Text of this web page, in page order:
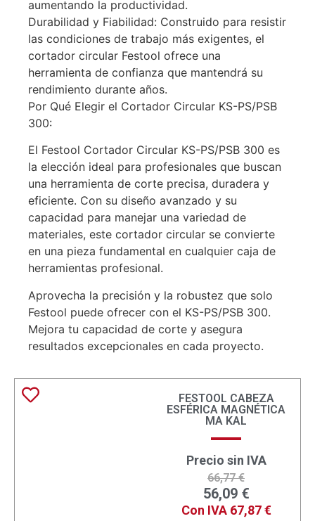
aumentando la productividad.
Durabilidad y Fiabilidad: Construido para resistir
las condiciones de trabajo más exigentes, el
cortador circular Festool ofrece una
herramienta de confianza que mantendrá su
rendimiento durante años.
Por Qué Elegir el Cortador Circular KS-PS/PSB
300:
El Festool Cortador Circular KS-PS/PSB 300 es
la elección ideal para profesionales que buscan
una herramienta de corte precisa, duradera y
eficiente. Con su diseño avanzado y su
capacidad para manejar una variedad de
materiales, este cortador circular se convierte
en una pieza fundamental en cualquier caja de
herramientas profesional.
Aprovecha la precisión y la robustez que solo
Festool puede ofrecer con el KS-PS/PSB 300.
Mejora tu capacidad de corte y asegura
resultados excepcionales en cada proyecto.
FESTOOL CABEZA
ESFÉRICA MAGNÉTICA
MA KAL
Precio sin IVA
66,77€
56,09 €
Con IVA 67,87€